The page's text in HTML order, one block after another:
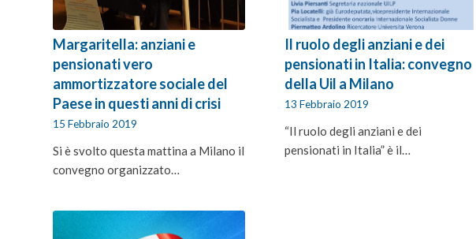
Margaritella: anziani e
pensionati vero
ammortizzatore sociale del
Paese in questi anni di crisi
15 Febbraio 2019
Si è svolto questa mattina a Milano il
convegno organizzato…
Il ruolo degli anziani e dei
pensionati in Italia: convegno
della Uil a Milano
13 Febbraio 2019
“Il ruolo degli anziani e dei
pensionati in Italia” è il…